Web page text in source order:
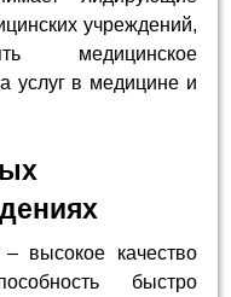
учреждений,
медицинское
услуг в медицине и
высокое качество
быстро